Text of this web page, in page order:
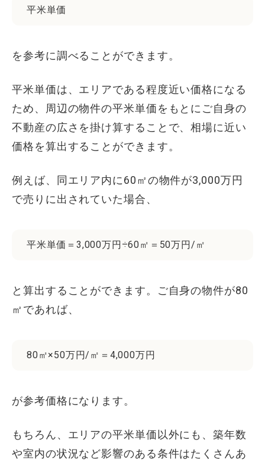
平米単価
を参考に調べることができます。
平米単価は、エリアである程度近い価格になる
ため、周辺の物件の平米単価をもとにご自身の
不動産の広さを掛け算することで、相場に近い
価格を算出することができます。
例えば、同エリア内に60㎡の物件が3,000万円
で売りに出されていた場合、
平米単価＝3,000万円÷60㎡＝50万円/㎡
と算出することができます。ご自身の物件が80
㎡であれば、
80㎡×50万円/㎡＝4,000万円
が参考価格になります。
もちろん、エリアの平米単価以外にも、築年数
や室内の状況など影響のある条件はたくさんあ